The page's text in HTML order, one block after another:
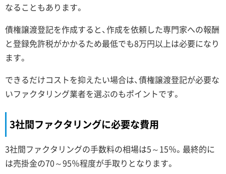
なることもあります。
債権譲渡登記を作成すると、作成を依頼した専門家への報酬
と登録免許税がかかるため最低でも8万円以上は必要になり
ます。
できるだけコストを抑えたい場合は、債権譲渡登記が必要な
いファクタリング業者を選ぶのもポイントです。
3社間ファクタリングに必要な費用
3社間ファクタリングの手数料の相場は5～15％。最終的に
は売掛金の70～95％程度が手取りとなります。